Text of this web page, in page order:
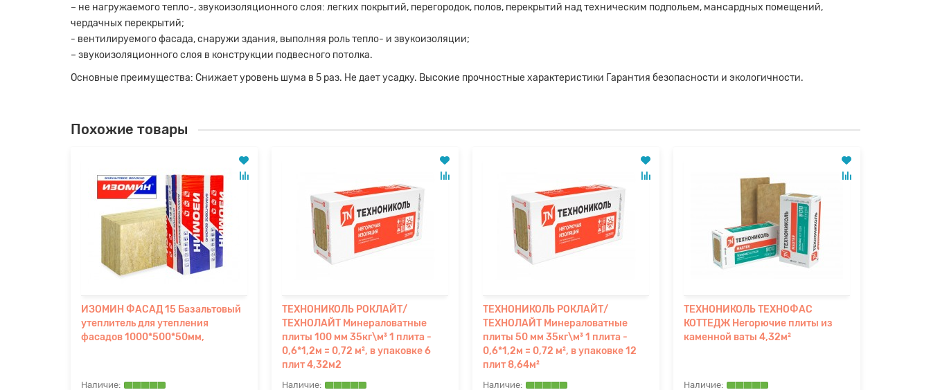
– не нагружаемого тепло-, звукоизоляционного слоя: легких покрытий, перегородок, полов, перекрытий над техническим подпольем, мансардных помещений,
чердачных перекрытий;
- вентилируемого фасада, снаружи здания, выполняя роль тепло- и звукоизоляции;
– звукоизоляционного слоя в конструкции подвесного потолка.
Основные преимущества: Снижает уровень шума в 5 раз. Не дает усадку. Высокие прочностные характеристики Гарантия безопасности и экологичности.
Похожие товары
ИЗОМИН ФАСАД 15 Базальтовый
утеплитель для утепления
фасадов 1000*500*50мм,
ТЕХНОНИКОЛЬ РОКЛАЙТ/
ТЕХНОЛАЙТ Минераловатные
плиты 100 мм 35кг\м³ 1 плита -
0,6*1,2м = 0,72 м², в упаковке 6
плит 4,32м2
ТЕХНОНИКОЛЬ РОКЛАЙТ/
ТЕХНОЛАЙТ Минераловатные
плиты 50 мм 35кг\м³ 1 плита -
0,6*1,2м = 0,72 м², в упаковке 12
плит 8,64м²
ТЕХНОНИКОЛЬ ТЕХНОФАС
КОТТЕДЖ Негорючие плиты из
каменной ваты 4,32м²